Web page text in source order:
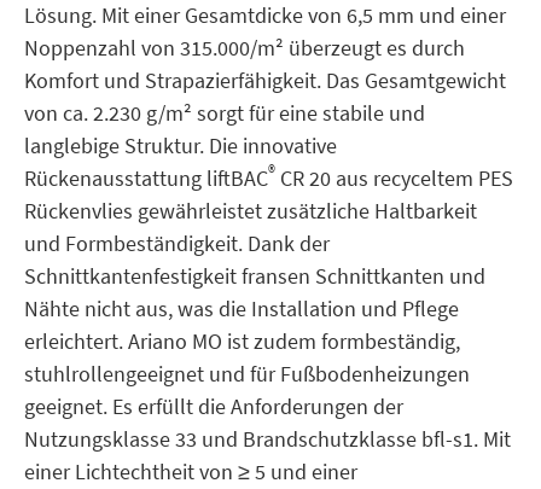
Lösung. Mit einer Gesamtdicke von 6,5 mm und einer
Noppenzahl von 315.000/m² überzeugt es durch
Komfort und Strapazierfähigkeit. Das Gesamtgewicht
von ca. 2.230 g/m² sorgt für eine stabile und
langlebige Struktur. Die innovative
Rückenausstattung liftBAC® CR 20 aus recyceltem PES
Rückenvlies gewährleistet zusätzliche Haltbarkeit
und Formbeständigkeit. Dank der
Schnittkantenfestigkeit fransen Schnittkanten und
Nähte nicht aus, was die Installation und Pflege
erleichtert. Ariano MO ist zudem formbeständig,
stuhlrollengeeignet und für Fußbodenheizungen
geeignet. Es erfüllt die Anforderungen der
Nutzungsklasse 33 und Brandschutzklasse bfl-s1. Mit
einer Lichtechtheit von ≥ 5 und einer